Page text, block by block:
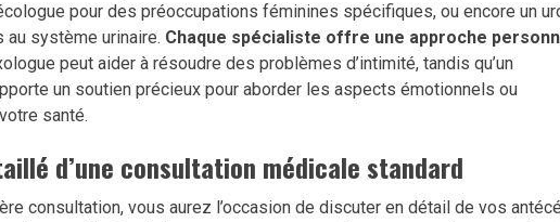
pour des préoccupations féminines spécifiques, ou encore un
système urinaire. Chaque spécialiste offre une approche
peut aider à résoudre des problèmes d’intimité, tandis qu’un
un soutien précieux pour aborder les aspects émotionnels ou
santé.
d’une consultation médicale standard
consultation, vous aurez l’occasion de discuter en détail de vos